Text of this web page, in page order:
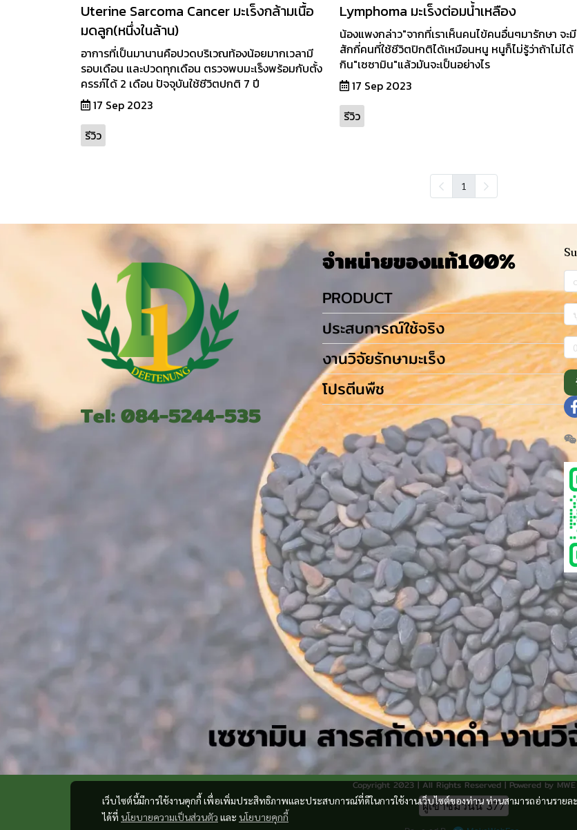
Uterine Sarcoma Cancer มะเร็งกล้ามเนื้อ
มดลูก(หนึ่งในล้าน)
อาการที่เป็นมานานคือปวดบริเวณท้องน้อยมากเวลามี
รอบเดือน และปวดทุกเดือน ตรวจพบมะเร็งพร้อมกับตั้ง
ครรภ์ได้ 2 เดือน ปัจจุบันใช้ชีวิตปกติ 7 ปี
17 Sep 2023
รีวิว
Lymphoma มะเร็งต่อมน้ำเหลือง
น้องแพงกล่าว"จากที่เราเห็นคนไข้คนอื่นๆมารักษา จะมี
สักกี่คนที่ใช้ชีวิตปิกติได้เหมือนหนู หนูก็ไม่รู้ว่าถ้าไม่ได้
กิน"เซซามิน"แล้วมันจะเป็นอย่างไร
17 Sep 2023
รีวิว
1
เว็บไซต์นี้มีการใช้งานคุกกี้ เพื่อเพิ่มประสิทธิภาพและประสบการณ์ที่ดีในการใช้งานเว็บไซต์ของท่าน ท่านสามารถอ่านรายล
ได้ที่ นโยบายความเป็นส่วนตัว และ นโยบายคุกกี้
Tel: 084-5244-535
จำหน่ายของแท้100%
PRODUCT
ประสบการณ์ใช้จริง
งานวิจัยรักษามะเร็ง
โปรตีนพืช
Copyright 2023 | All Rights Reserved | Powered by MWE
ผู้เข้าชมวันนี้ 377